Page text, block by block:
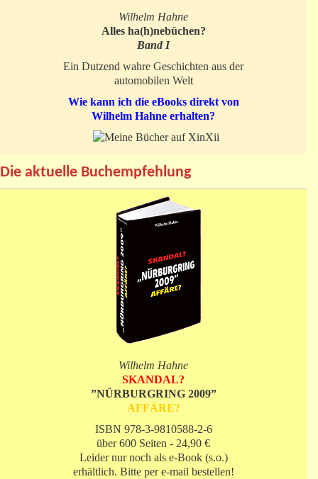
Wilhelm Hahne
Alles ha(h)nebüchen?
Band I
Ein Dutzend wahre Geschichten aus der
automobilen Welt
Wie kann ich die eBooks direkt von
Wilhelm Hahne erhalten?
Die aktuelle Buchempfehlung
Wilhelm Hahne
SKANDAL?
”NÜRBURGRING 2009”
AFFÄRE?
ISBN 978-3-9810588-2-6
über 600 Seiten - 24,90 €
Leider nur noch als e-Book (s.o.)
erhältlich. Bitte per e-mail bestellen!